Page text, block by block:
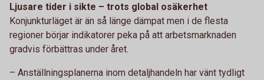
Ljusare tider i sikte – trots global osäkerhet
Konjunkturläget är än så länge dämpat men i de flesta
regioner börjar indikatorer peka på att arbetsmarknaden
gradvis förbättras under året.
– Anställningsplanerna inom detaljhandeln har vänt tydligt